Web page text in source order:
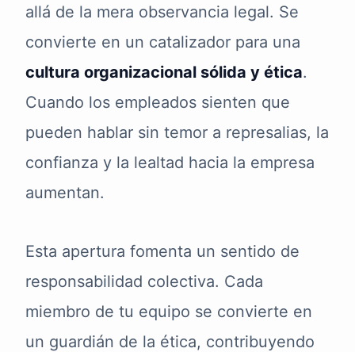
allá de la mera observancia legal. Se
convierte en un catalizador para una
cultura organizacional sólida y ética.
Cuando los empleados sienten que
pueden hablar sin temor a represalias, la
confianza y la lealtad hacia la empresa
aumentan.
Esta apertura fomenta un sentido de
responsabilidad colectiva. Cada
miembro de tu equipo se convierte en
un guardián de la ética, contribuyendo